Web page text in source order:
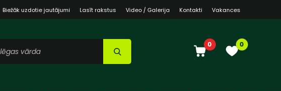
Biežāk uzdotie jautājumi Lasīt rakstus Video / Galerija Kontakti Vakances
0 0